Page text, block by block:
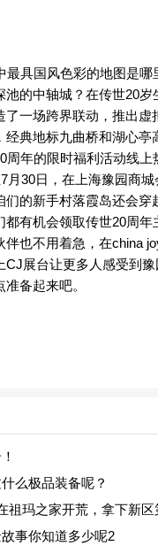
具国风色彩的地图是哪
池的中轴城？在传世20岁
了一场跨界联动，推出虚
经典地标九曲桥和湖心亭
周年的限时福利活动线
月30日，在上海豫园商
们的新手村落霞岛还会穿
都有机会领取传世20周年
伴也不用着急，在china
CJ展台让更多人感受到
备起来吧。
么极品装备呢？
祖玛之家开荒，拿下新区
事你知道多少呢2